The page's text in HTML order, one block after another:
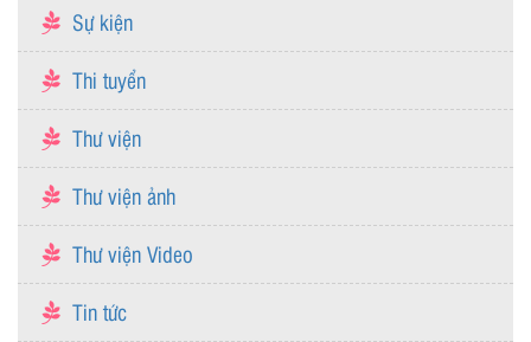
Sự kiện
Thi tuyển
Thư viện
Thư viện ảnh
Thư viện Video
Tin tức